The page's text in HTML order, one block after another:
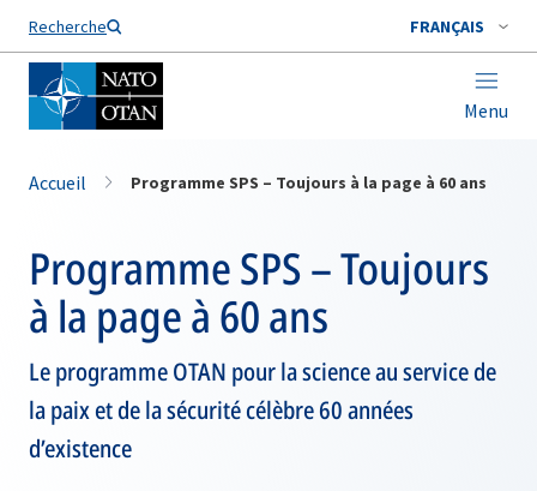
Recherche FRANÇAIS
Menu
Nom de famille*
Accueil Programme SPS – Toujours à la page à 60 ans
Programme SPS – Toujours
à la page à 60 ans
Le programme OTAN pour la science au service de
la paix et de la sécurité célèbre 60 années
d’existence